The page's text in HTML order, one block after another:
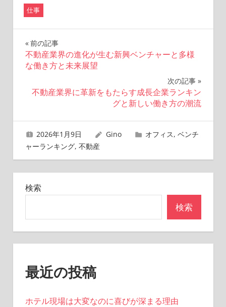
仕事
投
稿
ナ
ゲ
ー
シ
ョ
前の記事
不動産業界の進化が生む新興ベンチャーと多様
な働き方と未来展望
次の記事
不動産業界に革新をもたらす成長企業ランキン
グと新しい働き方の潮流
2026年1月9日 Gino オフィス,ベンチ
ャーランキング, 不動産
検索
検索
最近の投稿
ホテル現場は大変なのに喜びが深まる理由